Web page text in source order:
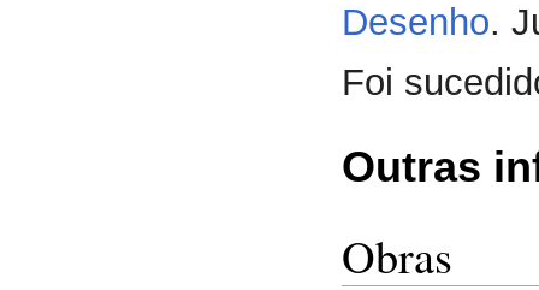
Desenho.
Foi
Outras
Obras